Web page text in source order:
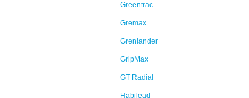
Greentrac
Gremax
Grenlander
GripMax
GT Radial
Habilead